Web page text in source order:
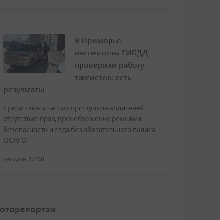
В Приморье
инспекторы ГИБДД
проверили работу
таксистов: есть
результаты
Среди самых частых проступков водителей —
отсутствие прав, пренебрежение ремнями
безопасности и езда без обязательного полиса
ОСАГО
сегодня, 17:08